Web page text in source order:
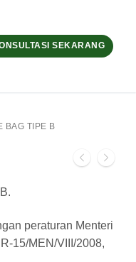
SEKARANG
BAG TIPE B
peraturan Menteri
15/MEN/VIII/2008,